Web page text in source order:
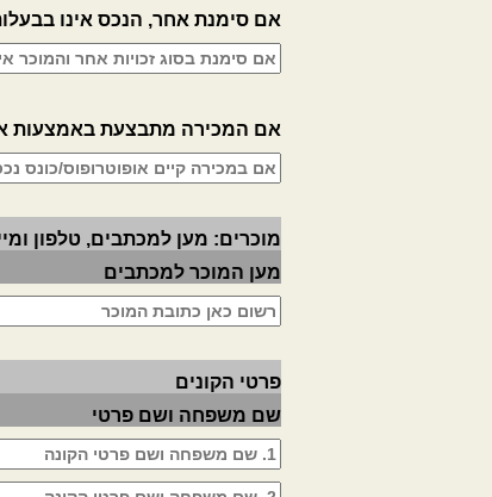
אם סימנת אחר, הנכס אינו
אם המכירה מתבצעת באמצעות
מוכרים: מען למכתבים, טלפון
מען המוכר למכתבים
פרטי הקונים
שם משפחה ושם פרטי